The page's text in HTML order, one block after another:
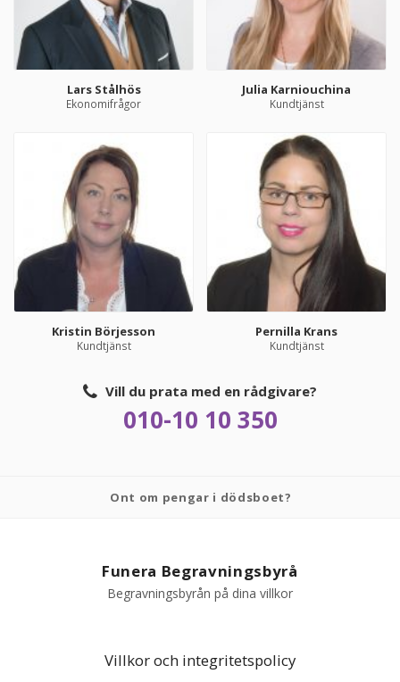
Lars Stålhös
Ekonomifrågor
Julia Karniouchina
Kundtjänst
Kristin Börjesson
Kundtjänst
Pernilla Krans
Kundtjänst
Vill du prata med en rådgivare?
010-10 10 350
Ont om pengar i dödsboet?
Funera Begravningsbyrå
Begravningsbyrån på dina villkor
Villkor och integritetspolicy